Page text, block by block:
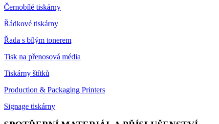
Černobílé tiskárny
Řádkové tiskárny
Řada s bílým tonerem
Tisk na přenosová média
Tiskárny štítků
Production & Packaging Printers
Signage tiskárny